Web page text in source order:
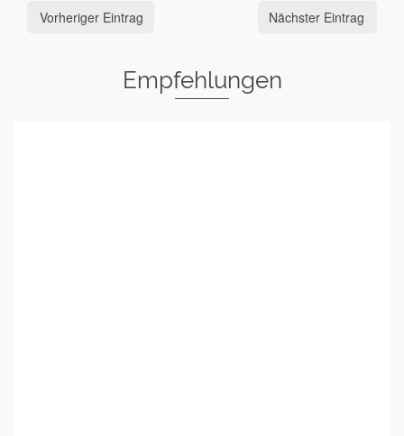
Vorheriger Eintrag Nächster Eintrag
Empfehlungen